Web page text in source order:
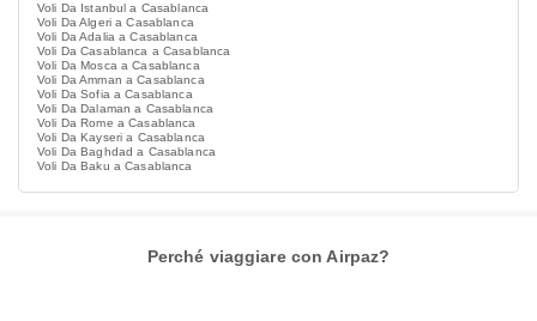
Voli Da Istanbul a Casablanca
Voli Da Algeri a Casablanca
Voli Da Adalia a Casablanca
Voli Da Casablanca a Casablanca
Voli Da Mosca a Casablanca
Voli Da Amman a Casablanca
Voli Da Sofia a Casablanca
Voli Da Dalaman a Casablanca
Voli Da Rome a Casablanca
Voli Da Kayseri a Casablanca
Voli Da Baghdad a Casablanca
Voli Da Baku a Casablanca
Perché viaggiare con Airpaz?